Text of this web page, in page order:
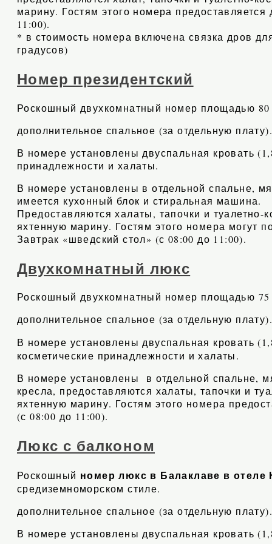
марину. Гостям этого номера
11:00).
* в стоимость номера включена связка дров
градусов)
Номер президентский
Роскошный двухкомнатный номер площадью
дополнительное спальное (за отдельную плату).
В номере установлены двуспальная кровать
принадлежности и халаты.
В номере установлены в отдельной спальне,
имеется кухонный блок и стиральная машина.
Предоставляются халаты, тапочки и
яхтенную марину. Гостям этого номера могут
Завтрак «шведский стол» (с 08:00 до 11:00).
Двухкомнатный люкс
Роскошный двухкомнатный номер площадью
дополнительное спальное (за отдельную плату).
В номере установлены двуспальная кровать
косметические принадлежности и халаты.
В номере установлены в отдельной спальне,
кресла, предоставляются халаты, тапочки и
яхтенную марину. Гостям этого номера
(с 08:00 до 11:00).
Люкс с балконом
Роскошный номер люкс в Балаклаве в отеле
средиземноморском стиле.
дополнительное спальное (за отдельную плату).
В номере установлены двуспальная кровать